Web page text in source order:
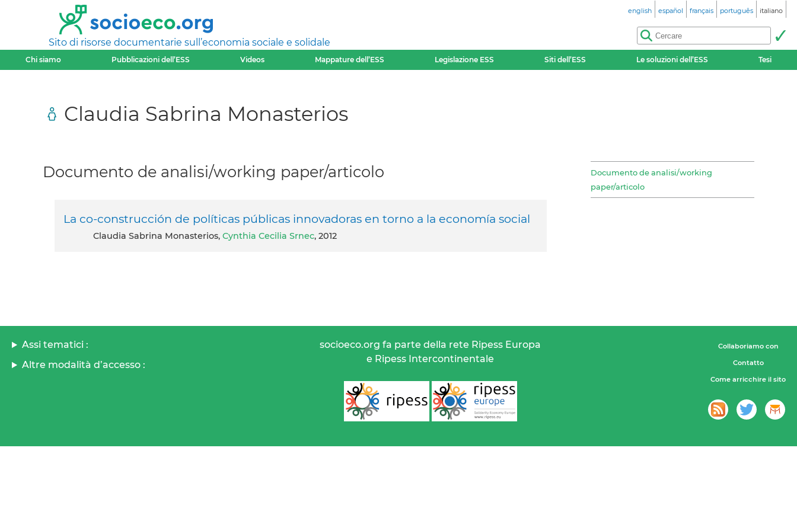
Sito di risorse documentarie sull’economia sociale e solidale
english español français português italiano
Chi siamo Pubblicazioni dell’ESS Videos Mappature dell’ESS Legislazione ESS Siti dell’ESS Le soluzioni dell’ESS Tesi
Claudia Sabrina Monasterios
Documento de analisi/working
paper/articolo
Documento de analisi/working paper/articolo
La co-construcción de políticas públicas innovadoras en torno a la economía social
Claudia Sabrina Monasterios, Cynthia Cecilia Srnec, 2012
Assi tematici :
Altre modalità d’accesso :
socioeco.org fa parte della rete Ripess Europa
e Ripess Intercontinentale
Collaboriamo con
Contatto
Come arricchire il sito